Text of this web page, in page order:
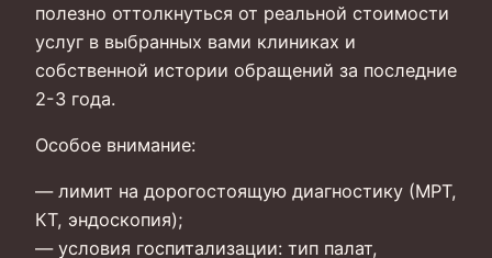
полезно оттолкнуться от реальной стоимости
услуг в выбранных вами клиниках и
собственной истории обращений за последние
2-3 года.
Особое внимание:
— лимит на дорогостоящую диагностику (МРТ,
КТ, эндоскопия);
— условия госпитализации: тип палат,